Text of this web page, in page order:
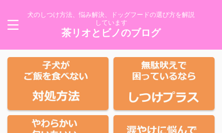
犬のしつけ方法、悩み解決、ドッグフードの選び方を解説
しています
茶リオとビノのブログ